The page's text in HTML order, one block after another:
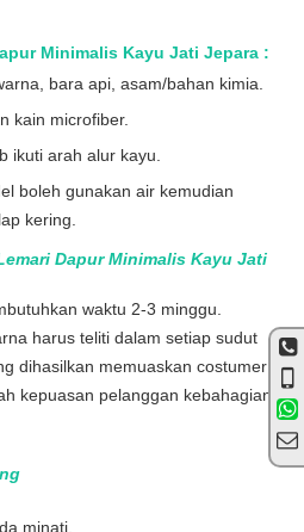
Minimalis Kayu Jati Jepara :
bara api, asam/bahan kimia.
kain microfiber.
ikuti arah alur kayu.
boleh gunakan air kemudian
kering.
Dapur Minimalis Kayu Jati
waktu 2-3 minggu.
harus teliti dalam setiap sudut
dihasilkan memuaskan costumer .
kepuasan pelanggan kebahagian
minati.